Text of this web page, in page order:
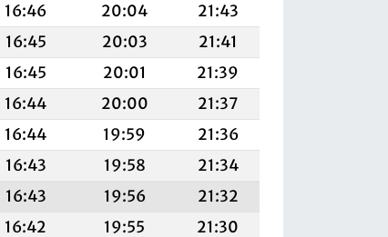
16:46 20:04
21:43
16:45 20:03
21:41
16:45 20:01
21:39
16:44 20:00
21:37
16:44 19:59
21:36
16:43 19:58
21:34
16:43 19:56
21:32
16:42 19:55
21:30